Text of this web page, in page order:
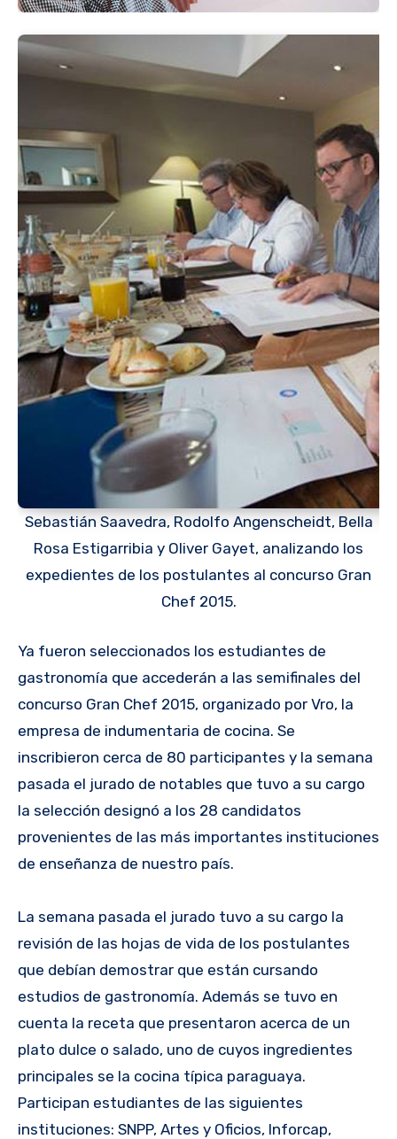
Sebastián Saavedra, Rodolfo Angenscheidt, Bella
Rosa Estigarribia y Oliver Gayet, analizando los
expedientes de los postulantes al concurso Gran
Chef 2015.
Ya fueron seleccionados los estudiantes de
gastronomía que accederán a las semifinales del
concurso Gran Chef 2015, organizado por Vro, la
empresa de indumentaria de cocina. Se
inscribieron cerca de 80 participantes y la semana
pasada el jurado de notables que tuvo a su cargo
la selección designó a los 28 candidatos
provenientes de las más importantes instituciones
de enseñanza de nuestro país.
La semana pasada el jurado tuvo a su cargo la
revisión de las hojas de vida de los postulantes
que debían demostrar que están cursando
estudios de gastronomía. Además se tuvo en
cuenta la receta que presentaron acerca de un
plato dulce o salado, uno de cuyos ingredientes
principales se la cocina típica paraguaya.
Participan estudiantes de las siguientes
instituciones: SNPP, Artes y Oficios, Inforcap,